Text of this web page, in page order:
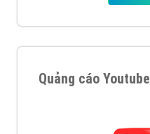
Quảng cáo Youtube